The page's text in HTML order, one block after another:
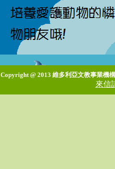
Copyright @ 2013 維多利亞文教事業機
來信